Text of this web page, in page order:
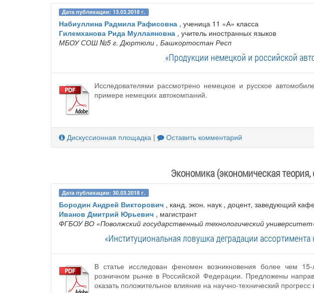
Дата публикации: 13.03.2018 г.
Набиуллина Радмила Рафисовна , ученица 11 «А» класса
Гилемханова Рида Муллаяновна , учитель иностранных языков
МБОУ СОШ №5 г. Дюртюли , Башкортостан Респ
«Продукции немецкой и российской
Исследователями рассмотрено немецкое и русское
примере немецких автокомпаний.
Дискуссионная площадка | Оставить комментарий
Экономика (экономическая теория,
Дата публикации: 30.03.2018 г.
Бородин Андрей Викторович , канд. экон. наук , доцент, заведующий
Иванов Дмитрий Юрьевич , магистрант
ФГБОУ ВО «Поволжский государственный технологический
«Институциональная ловушка деградации
В статье исследован феномен возникновения более чем
розничном рынке в Российской Федерации. Предложены
оказать положительное влияние на научно-технический прогресс